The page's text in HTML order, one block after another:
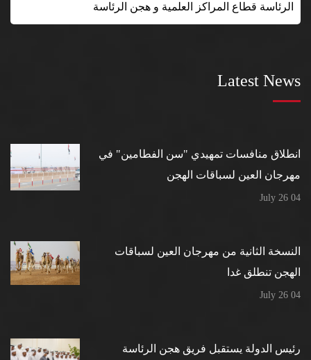
الرئاسة قطاع المراكز العلمية و هجن الرئاسة
Latest News
انطلاق منافسات تمهيدي "سن الفطامين" في
مهرجان العين لسباقات الهجن
04 July 26
النسخة الثانية من مهرجان العين لسباقات
الهجن تنطلق غدا
04 July 26
رئيس الدولة يستقبل فريق هجن الرئاسة